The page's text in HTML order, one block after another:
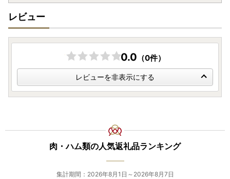
事前のご連絡なしに転送が生じた場合、
＜転送料金＞は、荷物のお受取人様のご負担となります。
＜再送＞対応もいたしておりませんので、必ず事前のご確認
とご連絡をお願いいたします。
■卵の配送につきまして■
卵の配送に関しましては、［日本郵便］でのお届けとなりま
す。
破損等のご連絡は、以下の［宮崎中央郵便局コールセンタ
【宮崎中央郵便局コールセンター】
（年中無休）09:00~19:00
TEL：0570-083-055
-----------------------------------------
レビュー
0.0 （0件）
レビューを非表示にする
肉・ハム類の人気返礼品ランキング
集計期間：2026年8月1日～2026年8月7日